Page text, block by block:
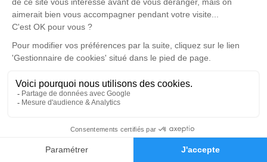
Faire-part Hommages
jeudi 07 août 2025 à 14h30
Église de Le Val-d'Ajol
88340 Le Val-d'Ajol
Je rends hommage